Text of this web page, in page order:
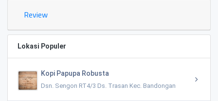
Review
Lokasi Populer
Kopi Papupa Robusta
Dsn. Sengon RT4/3 Ds. Trasan Kec. Bandongan